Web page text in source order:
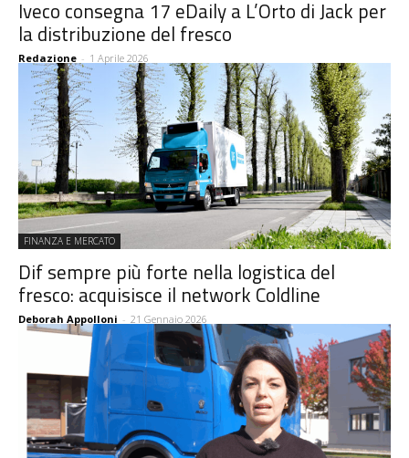
Iveco consegna 17 eDaily a L’Orto di Jack per
la distribuzione del fresco
Redazione - 1 Aprile 2026
FINANZA E MERCATO
Dif sempre più forte nella logistica del
fresco: acquisisce il network Coldline
Deborah Appolloni - 21 Gennaio 2026